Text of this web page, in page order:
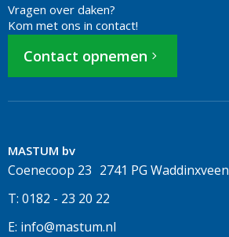
Vragen over daken?
Kom met ons in contact!
Contact opnemen
MASTUM bv
Coenecoop 23 2741 PG Waddinxveen
T: 0182 - 23 20 22
E: info@mastum.nl